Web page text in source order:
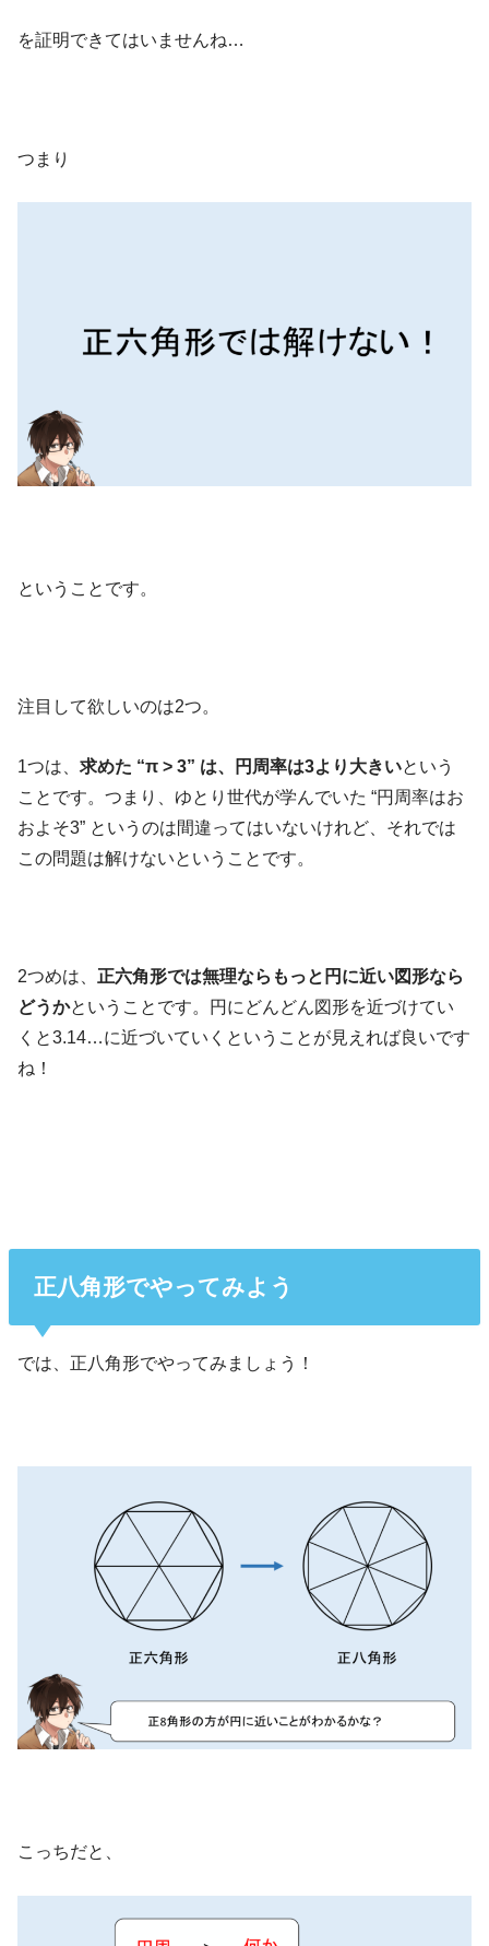
を証明できてはいませんね…
つまり
ということです。
注目して欲しいのは2つ。
1つは、求めた “π > 3” は、円周率は3より大きいという
ことです。つまり、ゆとり世代が学んでいた “円周率はお
およそ3” というのは間違ってはいないけれど、それでは
この問題は解けないということです。
2つめは、 正六角形では無理ならもっと円に近い図形なら
どうかということです。円にどんどん図形を近づけてい
くと3.14…に近づいていくということが見えれば良いです
ね！
正八角形でやってみよう
では、正八角形でやってみましょう！
こっちだと、